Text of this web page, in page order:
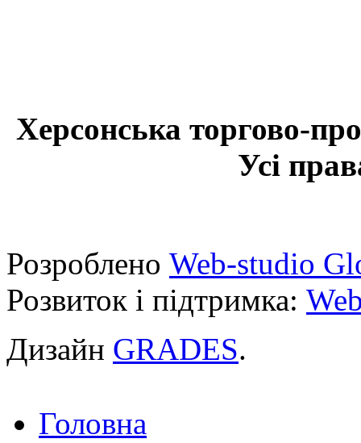
Херсонська торгово-
Усі
Розроблено Web-studio
Розвиток і підтримка:
Дизайн GRADES.
Головна